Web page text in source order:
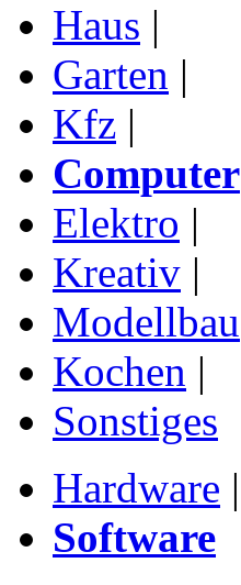
Haus |
Garten |
Kfz |
Computer
Elektro |
Kreativ |
Modellbau
Kochen |
Sonstiges
Hardware |
Software